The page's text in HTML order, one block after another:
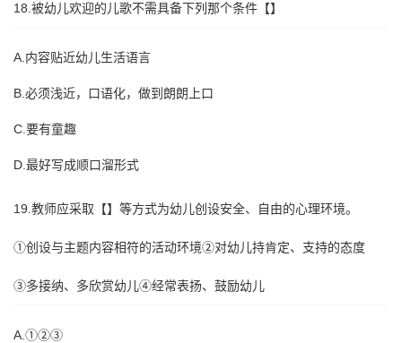
18.被幼儿欢迎的儿歌不需具备下列那个条件【】
A.内容贴近幼儿生活语言
B.必须浅近，口语化，做到朗朗上口
C.要有童趣
D.最好写成顺口溜形式
19.教师应采取【】等方式为幼儿创设安全、自由的心理环境。
①创设与主题内容相符的活动环境②对幼儿持肯定、支持的态度
③多接纳、多欣赏幼儿④经常表扬、鼓励幼儿
A.①②③